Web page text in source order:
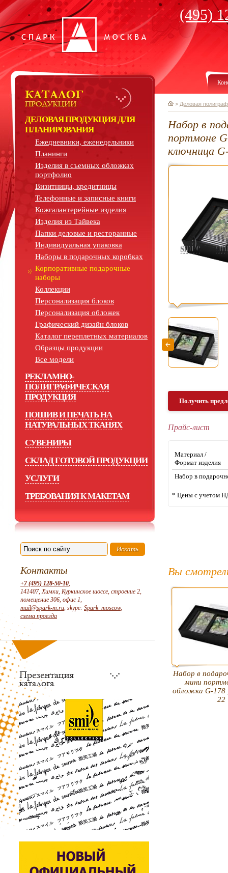
(495)
ДЕЛОВАЯ ПРОДУКЦИЯ ДЛЯ
ПЛАНИРОВАНИЯ
Ежедневники, еженедельники
Планинги
Изделия в съемных обложках
портфолио
Визитницы, кредитницы
Телефонные и записные книги
Кожгалантерейные изделия
Изделия из Тайвека
Папки деловые и ресторанные
Индивидуальная упаковка
Наборы в подарочных коробках
Корпоративные подарочные
наборы
Коллекции
Персонализация блоков
Персонализация обложек
Графический дизайн блоков
Каталог переплетных материалов
Образцы продукции
Все модели
РЕКЛАМНО-
ПОЛИГРАФИЧЕСКАЯ
ПРОДУКЦИЯ
ПОШИВ И ПЕЧАТЬ НА
НАТУРАЛЬНЫХ ТКАНЯХ
СУВЕНИРЫ
СКЛАД ГОТОВОЙ ПРОДУКЦИИ
УСЛУГИ
ТРЕБОВАНИЯ К МАКЕТАМ
Контакты
+7 (495) 128-50-10,
141407, Химки, Куркинское шоссе, строение 2,
помещение 306, офис 1,
mail@spark-m.ru, skype: Spark_moscow,
схема проезда
> Деловая
Набор в
портмоне
ключница
Получить
Прайс-лист
Материал /
Формат
Набор в
* Цены с учетом
Вы
Набор в
мини
обложка G-178
22